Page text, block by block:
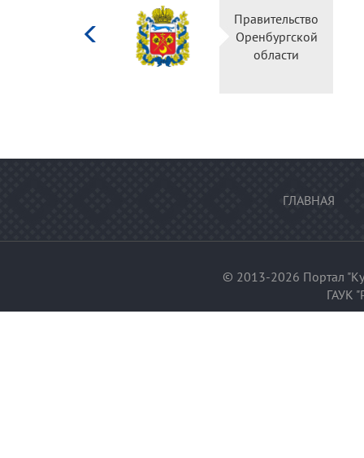
Министерство
культуры
Российской
федерации
ГЛАВНАЯ
© 2013-2026 Портал
ГАУК